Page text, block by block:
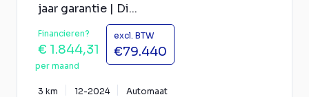
jaar garantie | Di...
Financieren?
€ 1.844,31
per maand
excl. BTW
€79.440
3 km 12-2024 Automaat